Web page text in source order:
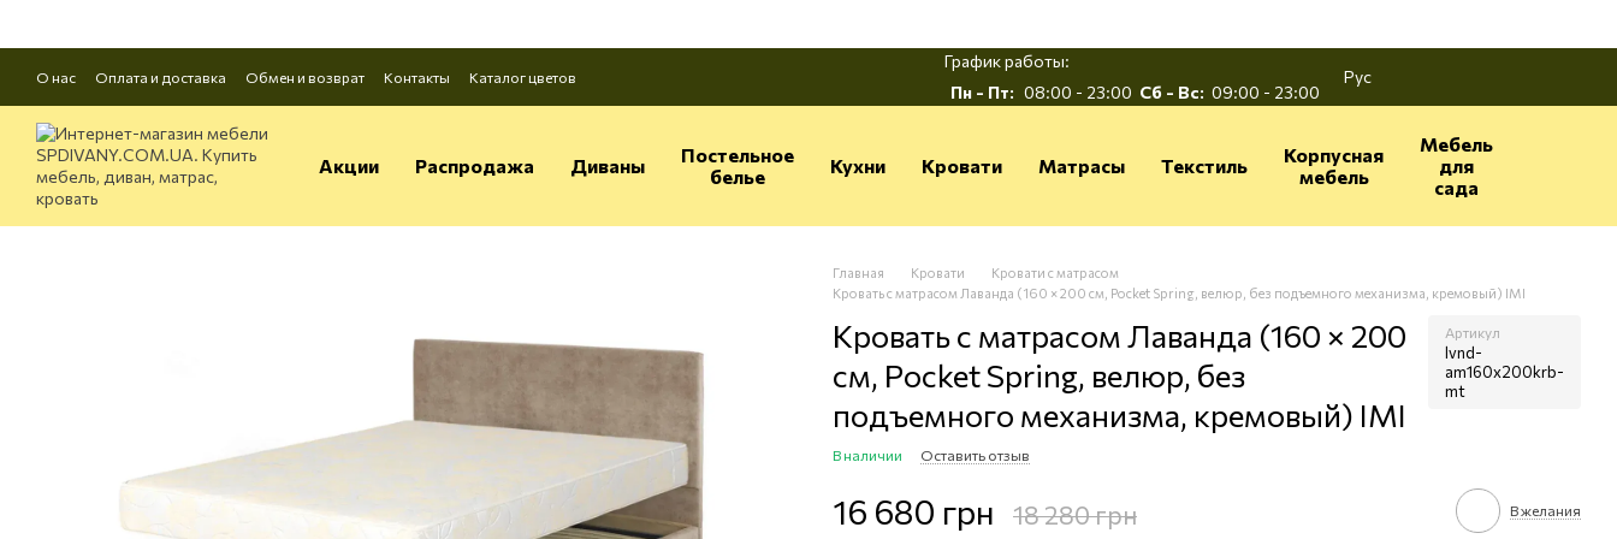
О нас Оплата и доставка Обмен и возврат Контакты Каталог цветов
График работы:
Пн - Пт: 08:00 - 23:00 Сб - Вс: 09:00 - 23:00
Рус
Акции Распродажа Диваны
Постельное
белье
Кухни Кровати Матрасы Текстиль
Корпусная
мебель
Мебель
для
сада
Главная Кровати
Кровати с матрасом
Кровать с матрасом Лаванда (160 × 200 см, Pocket Spring, велюр, без подъемного механизма, кремовый) IMI
Кровать с матрасом Лаванда (160 × 200
см, Pocket Spring, велюр, без
подъемного механизма, кремовый) IMI
Артикул
lvnd-
am160x200krb-
mt
В наличии Оставить отзыв
16 680 грн 18 280 грн В желания